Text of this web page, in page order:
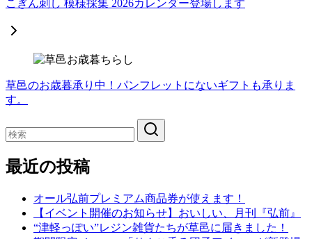
こぎん刺し 模様採集 2026カレンダー登場します
草邑のお歳暮承り中！パンフレットにないギフトも承りま
す。
最近の投稿
オール弘前プレミアム商品券が使えます！
【イベント開催のお知らせ】おいしい、月刊『弘前』
“津軽っぽい”レジン雑貨たちが草邑に届きました！